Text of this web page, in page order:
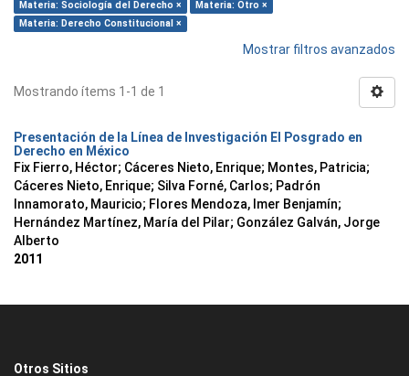
Materia: Sociología del Derecho ×
Materia: Otro ×
Materia: Derecho Constitucional ×
Mostrar filtros avanzados
Mostrando ítems 1-1 de 1
Presentación de la Línea de Investigación El Posgrado en
Derecho en México
Fix Fierro, Héctor; Cáceres Nieto, Enrique; Montes, Patricia;
Cáceres Nieto, Enrique; Silva Forné, Carlos; Padrón
Innamorato, Mauricio; Flores Mendoza, Imer Benjamín;
Hernández Martínez, María del Pilar; González Galván, Jorge
Alberto
2011
Otros Sitios